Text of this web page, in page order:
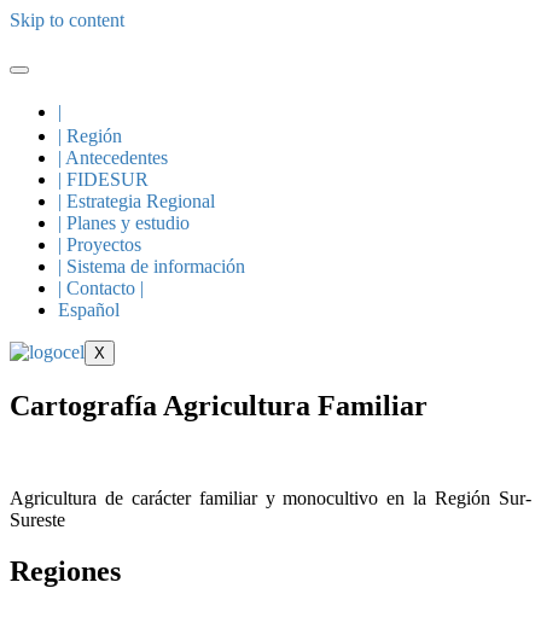
Skip to content
|
| Región
| Antecedentes
| FIDESUR
| Estrategia Regional
| Planes y estudio
| Proyectos
| Sistema de información
| Contacto |
Español
X
Cartografía Agricultura Familiar
Agricultura de carácter familiar y monocultivo en la Región Sur-
Sureste
Regiones